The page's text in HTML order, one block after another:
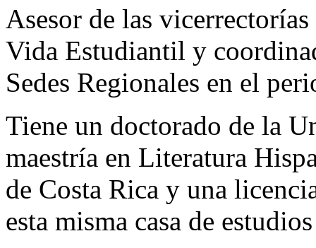
Asesor de las
Vida Estudiantil y
Sedes Regionales en el
Tiene un doctorado de la
maestría en Literatura
de Costa Rica y una
esta misma casa de